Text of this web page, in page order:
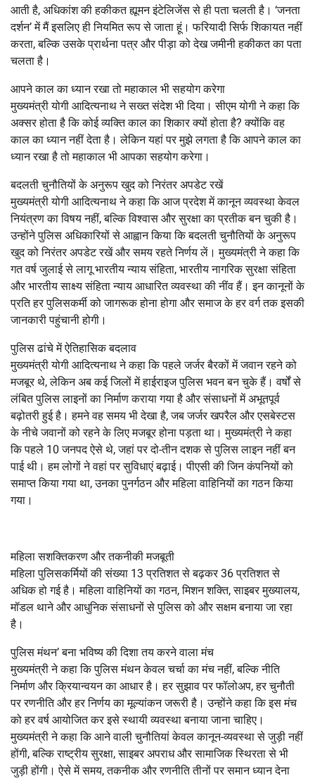
आती है, अधिकांश की हकीकत ह्यूमन इंटेलिजेंस से ही पता चलती है। ‘जनता
दर्शन’ में मैं इसलिए ही नियमित रूप से जाता हूं। फरियादी सिर्फ शिकायत नहीं
करता, बल्कि उसके प्रार्थना पत्र और पीड़ा को देख जमीनी हकीकत का पता
चलता है।
आपने काल का ध्यान रखा तो महाकाल भी सहयोग करेगा
मुख्यमंत्री योगी आदित्यनाथ ने सख्त संदेश भी दिया। सीएम योगी ने कहा कि
अक्सर होता है कि कोई व्यक्ति काल का शिकार क्यों होता है? क्योंकि वह
काल का ध्यान नहीं देता है। लेकिन यहां पर मुझे लगता है कि आपने काल का
ध्यान रखा है तो महाकाल भी आपका सहयोग करेगा।
बदलती चुनौतियों के अनुरूप खुद को निरंतर अपडेट रखें
मुख्यमंत्री योगी आदित्यनाथ ने कहा कि आज प्रदेश में कानून व्यवस्था केवल
नियंत्रण का विषय नहीं, बल्कि विश्वास और सुरक्षा का प्रतीक बन चुकी है।
उन्होंने पुलिस अधिकारियों से आह्वान किया कि बदलती चुनौतियों के अनुरूप
खुद को निरंतर अपडेट रखें और समय रहते निर्णय लें। मुख्यमंत्री ने कहा कि
गत वर्ष जुलाई से लागू भारतीय न्याय संहिता, भारतीय नागरिक सुरक्षा संहिता
और भारतीय साक्ष्य संहिता न्याय आधारित व्यवस्था की नींव हैं। इन कानूनों के
प्रति हर पुलिसकर्मी को जागरूक होना होगा और समाज के हर वर्ग तक इसकी
जानकारी पहुंचानी होगी।
पुलिस ढांचे में ऐतिहासिक बदलाव
मुख्यमंत्री योगी आदित्यनाथ ने कहा कि पहले जर्जर बैरकों में जवान रहने को
मजबूर थे, लेकिन अब कई जिलों में हाईराइज पुलिस भवन बन चुके हैं। वर्षों से
लंबित पुलिस लाइनों का निर्माण कराया गया है और संसाधनों में अभूतपूर्व
बढ़ोतरी हुई है। हमने वह समय भी देखा है, जब जर्जर खपरैल और एसबेस्टस
के नीचे जवानों को रहने के लिए मजबूर होना पड़ता था। मुख्यमंत्री ने कहा
कि पहले 10 जनपद ऐसे थे, जहां पर दो-तीन दशक से पुलिस लाइन नहीं बन
पाई थी। हम लोगों ने वहां पर सुविधाएं बढ़ाई। पीएसी की जिन कंपनियों को
समाप्त किया गया था, उनका पुनर्गठन और महिला वाहिनियों का गठन किया
गया।
महिला सशक्तिकरण और तकनीकी मजबूती
महिला पुलिसकर्मियों की संख्या 13 प्रतिशत से बढ़कर 36 प्रतिशत से
अधिक हो गई है। महिला वाहिनियों का गठन, मिशन शक्ति, साइबर मुख्यालय,
मॉडल थाने और आधुनिक संसाधनों से पुलिस को और सक्षम बनाया जा रहा
है।
पुलिस मंथन’ बना भविष्य की दिशा तय करने वाला मंच
मुख्यमंत्री ने कहा कि पुलिस मंथन केवल चर्चा का मंच नहीं, बल्कि नीति
निर्माण और क्रियान्वयन का आधार है। हर सुझाव पर फॉलोअप, हर चुनौती
पर रणनीति और हर निर्णय का मूल्यांकन जरूरी है। उन्होंने कहा कि इस मंच
को हर वर्ष आयोजित कर इसे स्थायी व्यवस्था बनाया जाना चाहिए।
मुख्यमंत्री ने कहा कि आने वाली चुनौतियां केवल कानून-व्यवस्था से जुड़ी नहीं
होंगी, बल्कि राष्ट्रीय सुरक्षा, साइबर अपराध और सामाजिक स्थिरता से भी
जुड़ी होंगी। ऐसे में समय, तकनीक और रणनीति तीनों पर समान ध्यान देना